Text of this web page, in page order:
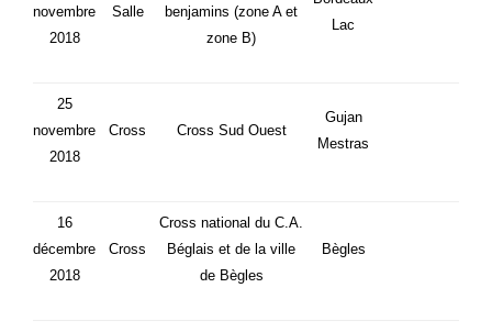
novembre
2018
Salle
benjamins (zone A et
zone B)
Lac
25
novembre
2018
Cross Cross Sud Ouest
Gujan
Mestras
16
décembre
2018
Cross
Cross national du C.A.
Béglais et de la ville
de Bègles
Bègles